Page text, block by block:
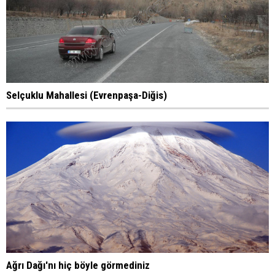
Selçuklu Mahallesi (Evrenpaşa-Diğis)
Ağrı Dağı'nı hiç böyle görmediniz